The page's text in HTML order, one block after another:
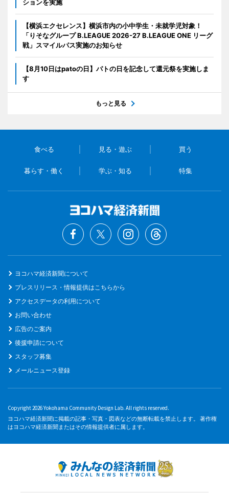
ションを実施
【横浜エクセレンス】横浜市内の小中学生・未就学児対象！
「りそなグループ B.LEAGUE 2026-27 B.LEAGUE ONE リーグ
戦」スマイルパス実施のお知らせ
【8月10日はpatoの日】パトの日を記念して還元祭を実施しま
す
もっと見る
食べる 見る・遊ぶ 買う
暮らす・働く 学ぶ・知る 特集
ヨコハマ経済新聞について
プレスリリース・情報提供はこちらから
アクセスデータの利用について
お問い合わせ
広告のご案内
後援申請について
スタッフ募集
メールニュース登録
Copyright 2026 Yokohama Community Design Lab. All rights reserved.
ヨコハマ経済新聞に掲載の記事・写真・図表などの無断転載を禁止します。 著作権
はヨコハマ経済新聞またはその情報提供者に属します。